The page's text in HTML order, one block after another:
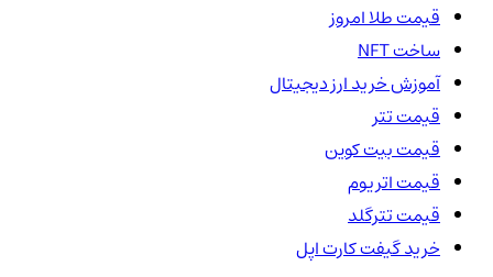
قیمت طلا امروز
ساخت NFT
آموزش خرید ارز دیجیتال
قیمت تتر
قیمت بیت کوین
قیمت اتریوم
قیمت تترگلد
خرید گیفت کارت اپل